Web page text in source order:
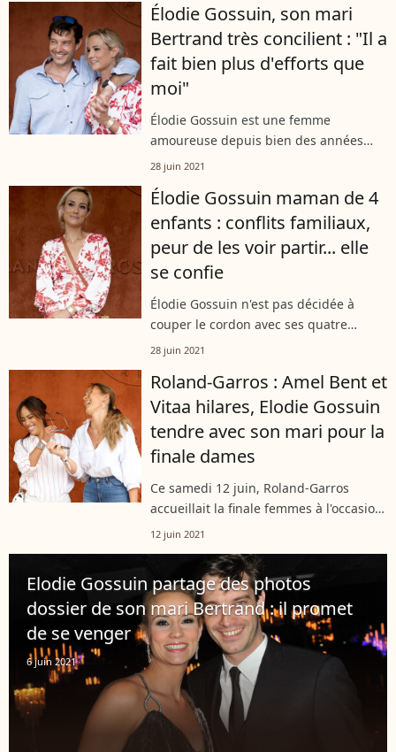
célébrer l'anniversaire de leur...
Élodie Gossuin, son mari
Bertrand très concilient : "Il a
fait bien plus d'efforts que
moi"
Élodie Gossuin est une femme
amoureuse depuis bien des années
maintenant. Avec Bertrand Lacherie,
de s'épanouir malgré un planning ultra
chargé....
28 juin 2021
Élodie Gossuin maman de 4
enfants : conflits familiaux,
peur de les voir partir... elle
se confie
Élodie Gossuin n'est pas décidée à
couper le cordon avec ses quatre
enfants. À tel point que l'ancienne Miss
éloignée d'eux, surtout lors des
vacances....
28 juin 2021
Roland-Garros : Amel Bent et
Vitaa hilares, Elodie Gossuin
tendre avec son mari pour la
finale dames
Ce samedi 12 juin, Roland-Garros
accueillait la finale femmes à l'occasion
du tournoi parisien de terre battue. Sur
défiler plusieurs personnalités...
12 juin 2021
Elodie Gossuin partage des photos
dossier de son mari Bertrand : il promet
de se venger
6 juin 2021